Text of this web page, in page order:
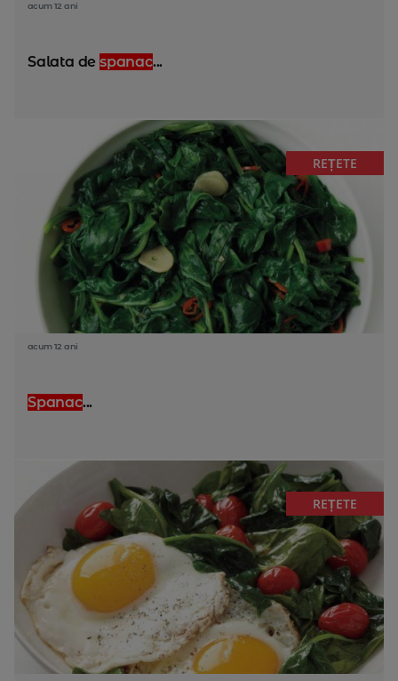
acum 12 ani
Salata despanac...
REȚETE
acum 12 ani
Spanac...
REȚETE